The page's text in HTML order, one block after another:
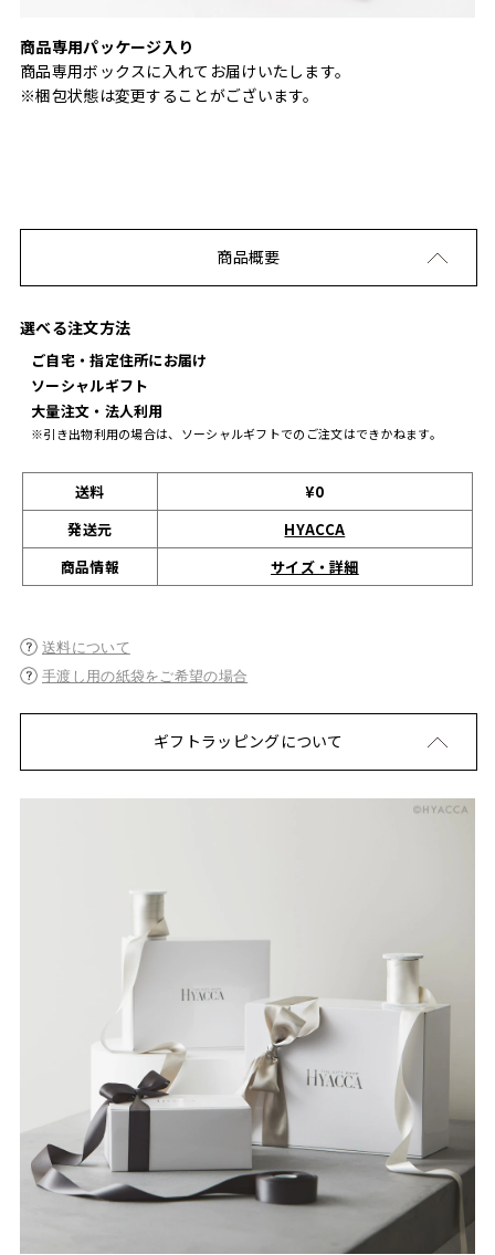
商品専用パッケージ入り
商品専用ボックスに入れてお届けいたします。
※梱包状態は変更することがございます。
商品概要
選べる注文方法
ご自宅・指定住所にお届け
ソーシャルギフト
大量注文・法人利用
※引き出物利用の場合は、ソーシャルギフトでのご注文はできかねます。
送料
¥0
発送元
HYACCA
商品情報
サイズ・詳細
送料について
手渡し用の紙袋をご希望の場合
ギフトラッピングについて